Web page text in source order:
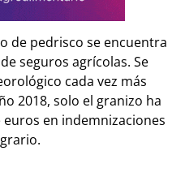
de pedrisco se encuentra
seguros agrícolas. Se
cada vez más
2018, solo el granizo ha
en indemnizaciones